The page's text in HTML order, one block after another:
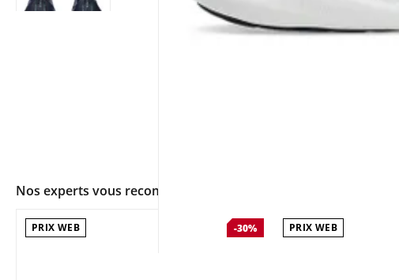
Nos experts vous recommandent
PRIX WEB -30% PRIX WEB